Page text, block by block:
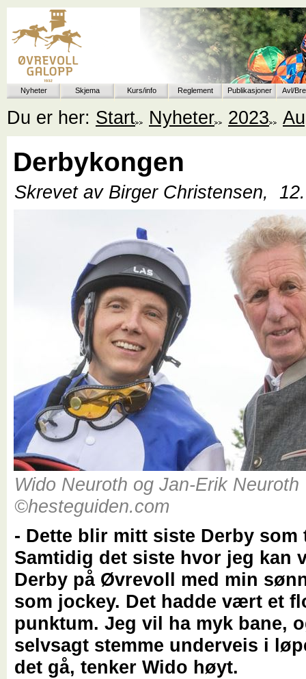
Nyheter Skjema Kurs/info Reglement Publikasjoner Avl/
Du er her: Start Nyheter 2023
Derbykongen
Skrevet av Birger Christensen,
Wido Neuroth og Jan-Erik Neuroth
©hesteguiden.com
- Dette blir mitt siste Derby som
Samtidig det siste hvor jeg kan
Derby på Øvrevoll med min
som jockey. Det hadde vært et
punktum. Jeg vil ha myk bane,
selvsagt stemme underveis i
det gå, tenker Wido høyt.